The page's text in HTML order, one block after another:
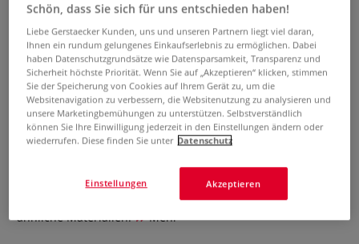
Holhleisen-Set Z, 5-teilig
Das Set aus 5 doppelendigen Hohleisen-Schnitzwerkzeugen,
15–23 cm lang, eignet sich perfekt für Holz, Speckstein und
ähnliche Materialien.
Mehr
Schön, dass Sie sich für uns entschieden haben!
Liebe Gerstaecker Kunden, uns und unseren Partnern liegt viel daran,
Ihnen ein rundum gelungenes Einkaufserlebnis zu ermöglichen. Dabei
haben Datenschutzgrundsätze wie Datensparsamkeit, Transparenz und
Sicherheit höchste Priorität. Wenn Sie auf „Akzeptieren“ klicken, stimmen
Sie der Speicherung von Cookies auf Ihrem Gerät zu, um die
Websitenavigation zu verbessern, die Websitenutzung zu analysieren und
unsere Marketingbemühungen zu unterstützen. Selbstverständlich
können Sie Ihre Einwilligung jederzeit in den Einstellungen ändern oder
wiederrufen. Diese finden Sie unter Datenschutz
Akzeptieren
Einstellungen